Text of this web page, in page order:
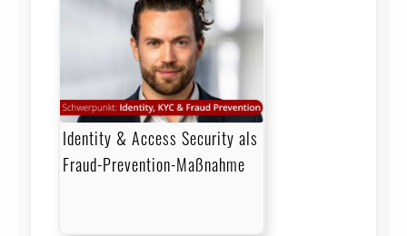
Identity & Access Security als
Fraud-Prevention-Maßnahme